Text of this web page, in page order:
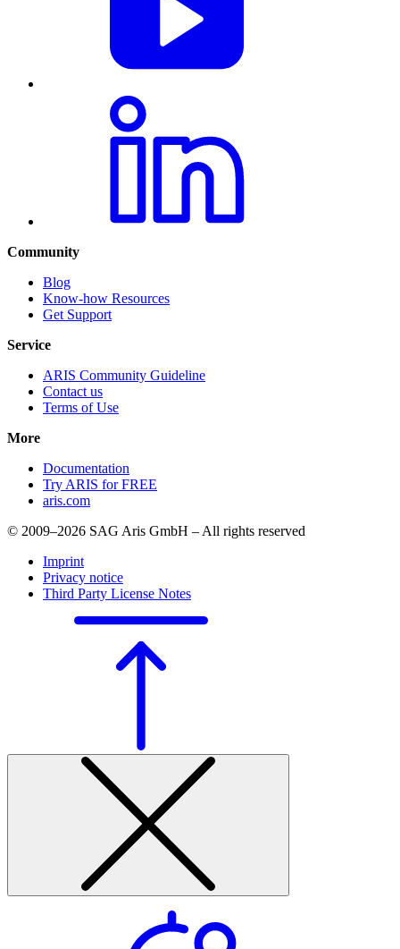
Community
Blog
Know-how Resources
Get Support
Service
ARIS Community Guideline
Contact us
Terms of Use
More
Documentation
Try ARIS for FREE
aris.com
© 2009–2026 SAG Aris GmbH – All rights reserved
Imprint
Privacy notice
Third Party License Notes